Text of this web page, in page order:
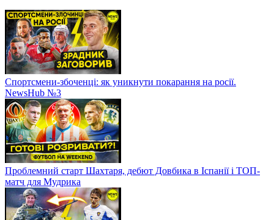
Спортсмени-збоченці: як уникнути покарання на росії.
NewsHub №3
Проблемний старт Шахтаря, дебют Довбика в Іспанії і ТОП-
матч для Мудрика